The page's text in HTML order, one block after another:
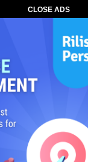
CLOSE ADS